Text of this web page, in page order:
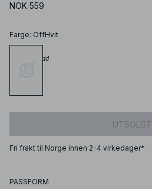
NOK 559
Farge: OffHvit
UTSOLGT
Fri frakt til Norge innen 2-4 virkedager*
PASSFORM